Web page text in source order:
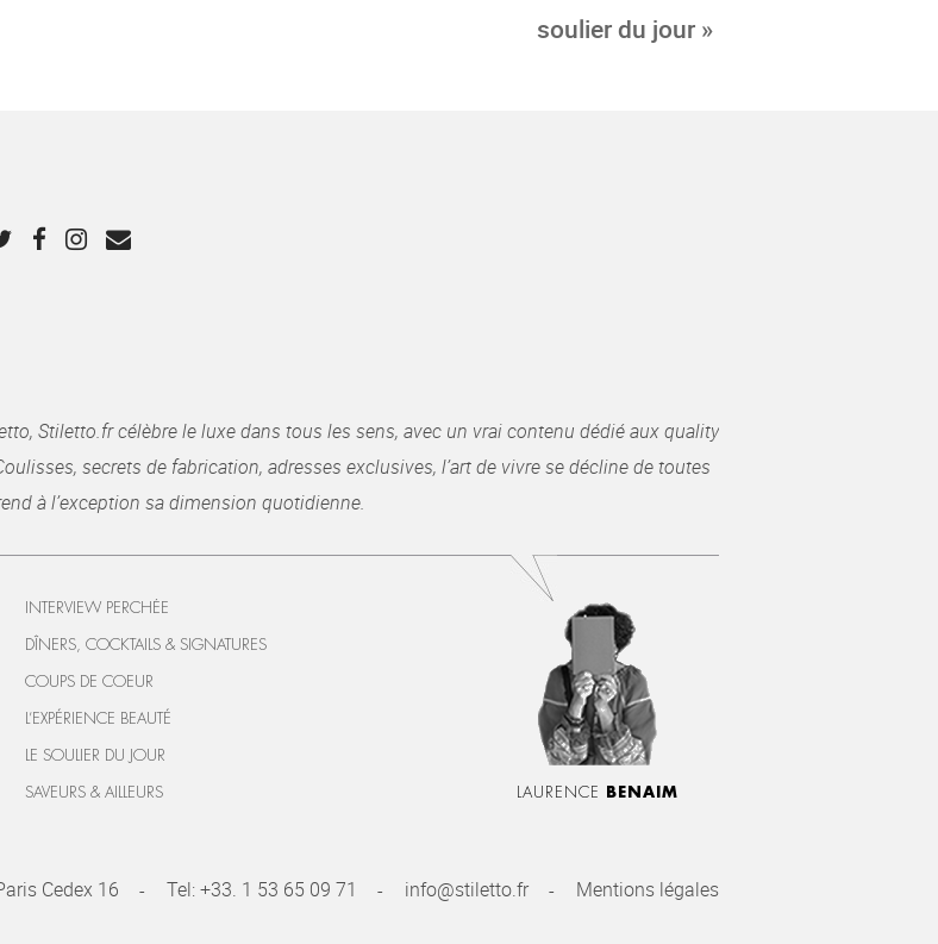
soulier du jour »
Stiletto.fr célèbre le luxe dans tous les sens, avec un vrai contenu dédié aux quality
secrets de fabrication, adresses exclusives, l’art de vivre se décline de toutes
à l’exception sa dimension quotidienne.
LAURENCE BENAIM
INTERVIEW PERCHÉE
DÎNERS, COCKTAILS & SIGNATURES
COUPS DE COEUR
L’EXPÉRIENCE BEAUTÉ
LE SOULIER DU JOUR
SAVEURS & AILLEURS
Cedex 16 Tel:+33. 1 53 65 09 71 info@stiletto.fr Mentions légales